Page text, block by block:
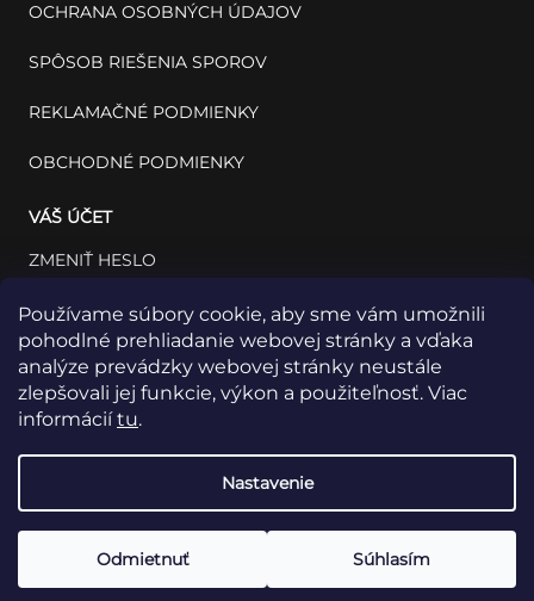
Používame súbory cookie, aby sme vám umožnili
pohodlné prehliadanie webovej stránky a vďaka
analýze prevádzky webovej stránky neustále
zlepšovali jej funkcie, výkon a použiteľnosť. Viac
informáciítu.
Nastavenie
Odmietnuť Súhlasím
OCHRANA OSOBNÝCH ÚDAJOV
SPÔSOB RIEŠENIA SPOROV
REKLAMAČNÉ PODMIENKY
OBCHODNÉ PODMIENKY
VÁŠ ÚČET
ZMENIŤ HESLO
VÁŠ PROFIL
VAŠE OBJEDNÁVKY
Vytvoril Shoptet